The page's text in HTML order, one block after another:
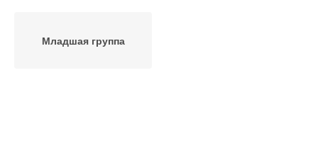
Младшая группа